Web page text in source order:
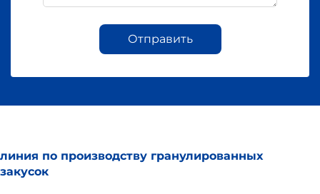
Отправить
линия по производству гранулированных
закусок